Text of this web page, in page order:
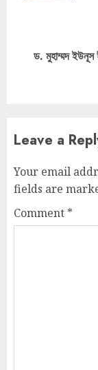
Nextড. মুহাম্মদ ইউনূস
Leave a
Your email
fields are
Comment *